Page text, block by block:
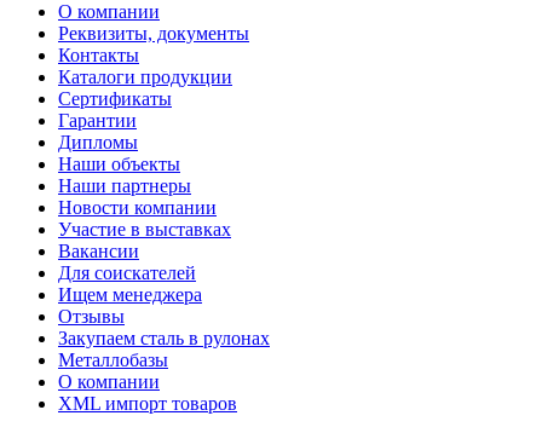
О компании
Реквизиты, документы
Контакты
Каталоги продукции
Сертификаты
Гарантии
Дипломы
Наши объекты
Наши партнеры
Новости компании
Участие в выставках
Вакансии
Для соискателей
Ищем менеджера
Отзывы
Закупаем сталь в рулонах
Металлобазы
О компании
XML импорт товаров